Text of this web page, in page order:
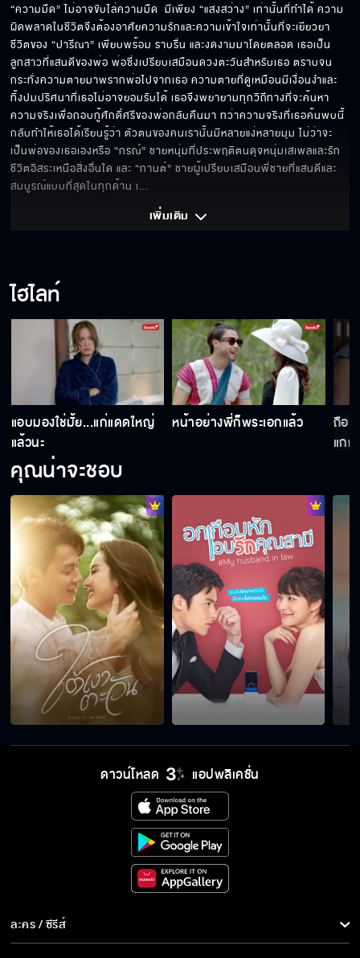
“ความมืด” ไม่อาจขับไล่ความมืด  มีเพียง “แสงสว่าง” เท่านั้นที่ทำได้ ความ
ผิดพลาดในชีวิตจึงต้องอาศัยความรักและความเข้าใจเท่านั้นที่จะเยียวยา
ชีวิตของ “ปารีณา” เพียบพร้อม ราบรื่น และงดงามมาโดยตลอด เธอเป็น
ลูกสาวที่แสนดีของพ่อ พ่อซึ่งเปรียบเสมือนดวงตะวันสำหรับเธอ ตราบจน
กระทั่งความตายมาพรากพ่อไปจากเธอ ความตายที่ดูเหมือนมีเงื่อนงำและ
ทิ้งปมปริศนาที่เธอไม่อาจยอมรับได้ เธอจึงพยายามทุกวิถีทางที่จะค้นหา
ความจริงเพื่อกอบกู้ศักดิ์ศรีของพ่อกลับคืนมา ทว่าความจริงที่เธอค้นพบนี้
กลับทำให้เธอได้เรียนรู้ว่า ตัวตนของคนเรานั้นมีหลายแง่หลายมุม ไม่ว่าจะ
เป็นพ่อของเธอเองหรือ “กรณ์” ชายหนุ่มที่ประพฤติตนดุจหนุ่มเสเพลและรัก
ชีวิตอิสระเหนือสิ่งอื่นใด และ “กานต์” ชายผู้เปรียบเสมือนพี่ชายที่แสนดีและ
สมบูรณ์แบบที่สุดในทุกด้าน เ...
เพิ่มเติม
ไฮไลท์
แอบมองใช่มั้ย...แก่แดดใหญ่
แล้วนะ
หน้าอย่างพี่ก็พระเอกแล้ว
ถือว่
แกก็
คุณน่าจะชอบ
ดาวน์โหลด แอปพลิเคชั่น
ละคร / ซีรีส์
ละคร/ซีรีส์